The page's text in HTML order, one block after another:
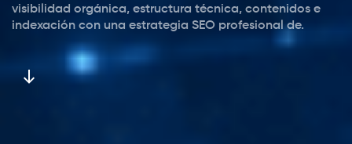
visibilidad orgánica, estructura técnica, contenidos e
indexación con una estrategia SEO profesional de.